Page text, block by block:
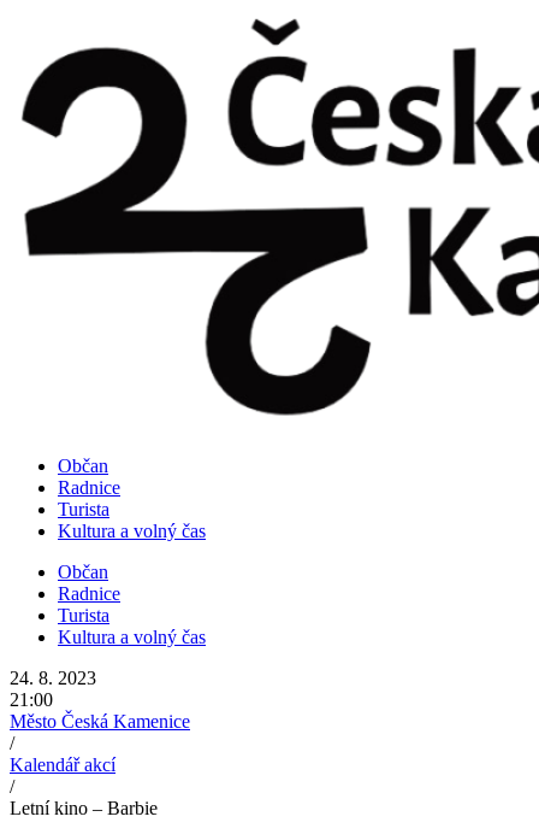
obsahu
Občan
Radnice
Turista
Kultura a volný čas
Občan
Radnice
Turista
Kultura a volný čas
24. 8. 2023
21:00
Město Česká Kamenice
/
Kalendář akcí
/
Letní kino – Barbie